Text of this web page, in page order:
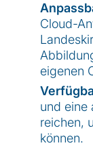
Cloud-
eigenen
und eine
reichen,
können.